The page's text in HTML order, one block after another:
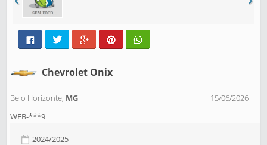
Chevrolet Onix
Belo Horizonte, MG
15/06/2026
WEB-***9
2024/2025